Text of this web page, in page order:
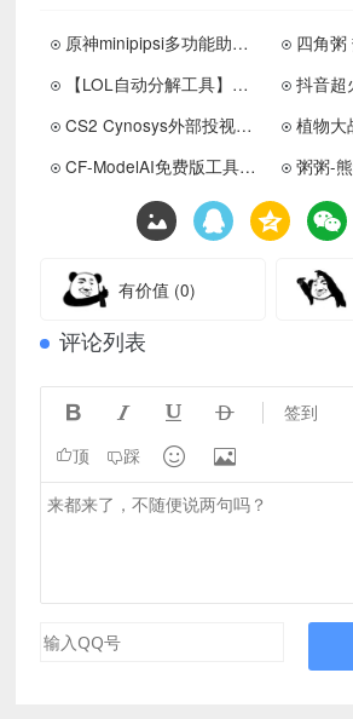
原神minipipsi多功能助手0.11.4国际服下载 更新置顶
【LOL自动分解工具】可分解英雄 皮肤 永恒星碑等等所有
CS2 Cynosys外部投视扳几助手v1.23下载
CF-ModelAI免费版工具V3.2下载
有价值 (0)
评论列表
    签到
顶 踩  